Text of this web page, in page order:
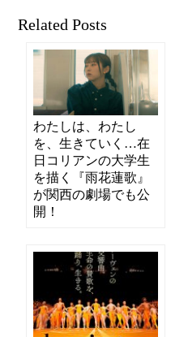
Related Posts
わたしは、わたし
を、生きていく…在
日コリアンの大学生
を描く『雨花蓮歌』
が関西の劇場でも公
開！